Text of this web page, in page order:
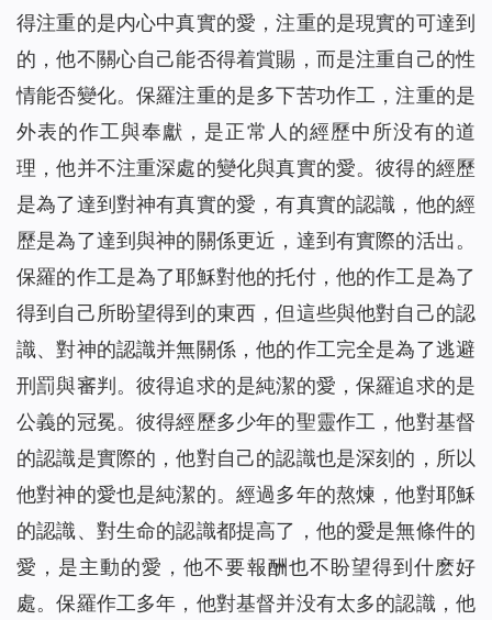
得注重的是内心中真實的愛，注重的是現實的可達到
的，他不關心自己能否得着賞賜，而是注重自己的性
情能否變化。保羅注重的是多下苦功作工，注重的是
外表的作工與奉獻，是正常人的經歷中所没有的道
理，他并不注重深處的變化與真實的愛。彼得的經歷
是為了達到對神有真實的愛，有真實的認識，他的經
歷是為了達到與神的關係更近，達到有實際的活出。
保羅的作工是為了耶穌對他的托付，他的作工是為了
得到自己所盼望得到的東西，但這些與他對自己的認
識、對神的認識并無關係，他的作工完全是為了逃避
刑罰與審判。彼得追求的是純潔的愛，保羅追求的是
公義的冠冕。彼得經歷多少年的聖靈作工，他對基督
的認識是實際的，他對自己的認識也是深刻的，所以
他對神的愛也是純潔的。經過多年的熬煉，他對耶穌
的認識、對生命的認識都提高了，他的愛是無條件的
愛，是主動的愛，他不要報酬也不盼望得到什麽好
處。保羅作工多年，他對基督并没有太多的認識，他